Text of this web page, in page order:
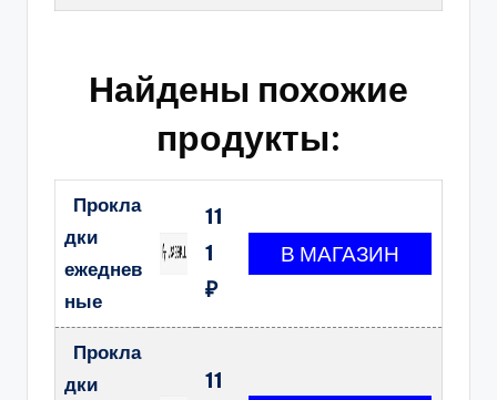
Найдены похожие
продукты:
Прокла
дки
ежеднев
ные
11
1
₽
Прокла
дки
11